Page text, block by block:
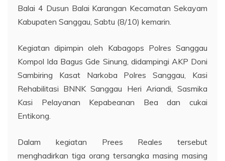
Balai 4 Dusun Balai Karangan Kecamatan Sekayam
Kabupaten Sanggau, Sabtu (8/10) kemarin.
Kegiatan dipimpin oleh Kabagops Polres Sanggau
Kompol Ida Bagus Gde Sinung, didampingi AKP Doni
Sambiring Kasat Narkoba Polres Sanggau, Kasi
Rehabilitasi BNNK Sanggau Heri Ariandi, Sasmika
Kasi Pelayanan Kepabeanan Bea dan cukai
Entikong.
Dalam kegiatan Prees Reales tersebut
menghadirkan tiga orang tersangka masing masing